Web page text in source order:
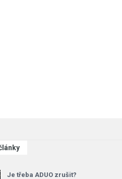
Je třeba ADUO zrušit?